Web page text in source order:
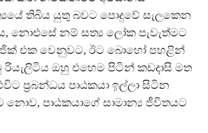
තිබිය යුතු බවට පොදුවේ සැලකෙන
නොඑසේ නම් සත්‍ය ලෝක පැවැත්මට
එක වෙනුවට, ඊට බොහෝ පහළින්
රියැලිටිය ඔහු එහෙම පිටින් කඩදාසි මත
ප‍්‍රබන්ධය පාඨකයා ඉල්ලා සිටින
නොව, පාඨකයාගේ සාමාන්‍ය ජීවිතයට